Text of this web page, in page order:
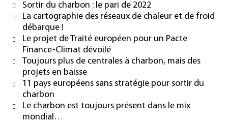
Sortir du charbon : le pari de 2022
La cartographie des réseaux de chaleur et de froid
débarque !
Le projet de Traité européen pour un Pacte
Finance-Climat dévoilé
Toujours plus de centrales à charbon, mais des
projets en baisse
11 pays européens sans stratégie pour sortir du
charbon
Le charbon est toujours présent dans le mix
mondial…